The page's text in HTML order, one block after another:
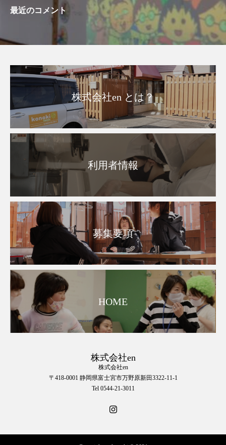
最近のコメント
株式会社en とは？
利用者情報
募集要項
HOME
株式会社en
株式会社en
〒418-0001 静岡県富士宮市万野原新田3322-11-1
Tel 0544-21-3011